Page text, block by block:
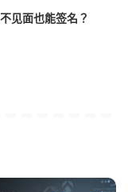
见面也能签名？